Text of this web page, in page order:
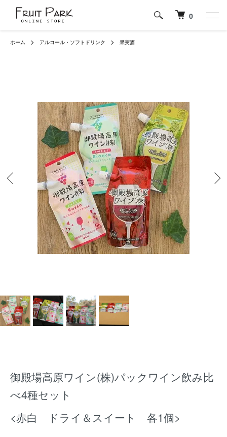
0
ホーム アルコール・ソフトドリンク 果実酒
御殿場高原ワイン(株)パックワイン飲み比
べ4種セット
<赤白 ドライ＆スイート 各1個>